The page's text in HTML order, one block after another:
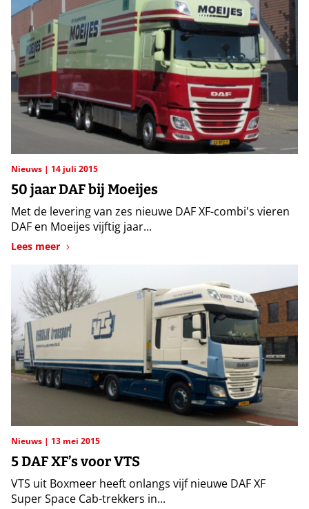
Nieuws 14 juli 2015
50 jaar DAF bij Moeijes
Met de levering van zes nieuwe DAF XF-combi's vieren
DAF en Moeijes vijftig jaar...
Lees meer
Nieuws 13 mei 2015
5 DAF XF’s voor VTS
VTS uit Boxmeer heeft onlangs vijf nieuwe DAF XF
Super Space Cab-trekkers in...